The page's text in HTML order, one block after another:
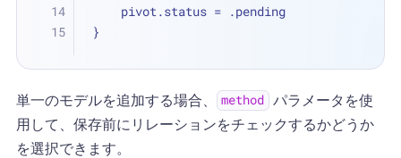
    pivot.status
= .pending
}
単一のモデルを追加する場合、 method パラメータを使
用して、保存前にリレーションをチェックするかどうか
を選択できます。